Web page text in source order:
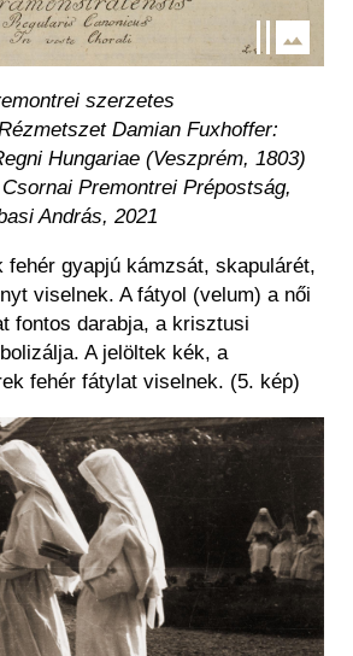
szerzetes
Damian Fuxhoffer:
Hungariae (Veszprém, 1803)
Csornai Premontrei Prépostság,
András, 2021
fehér gyapjú kámzsát, skapulárét,
viselnek. A fátyol (velum) a női
fontos darabja, a krisztusi
A jelöltek kék, a
fehér fátylat viselnek. (5. kép)